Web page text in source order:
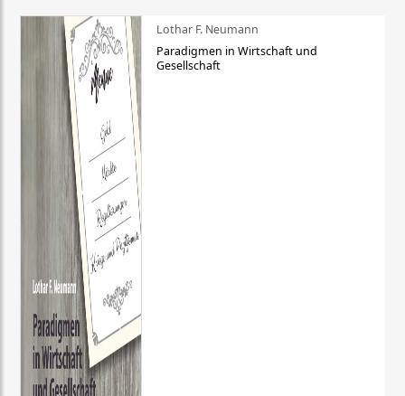
Lothar F. Neumann
Paradigmen in Wirtschaft und
Gesellschaft